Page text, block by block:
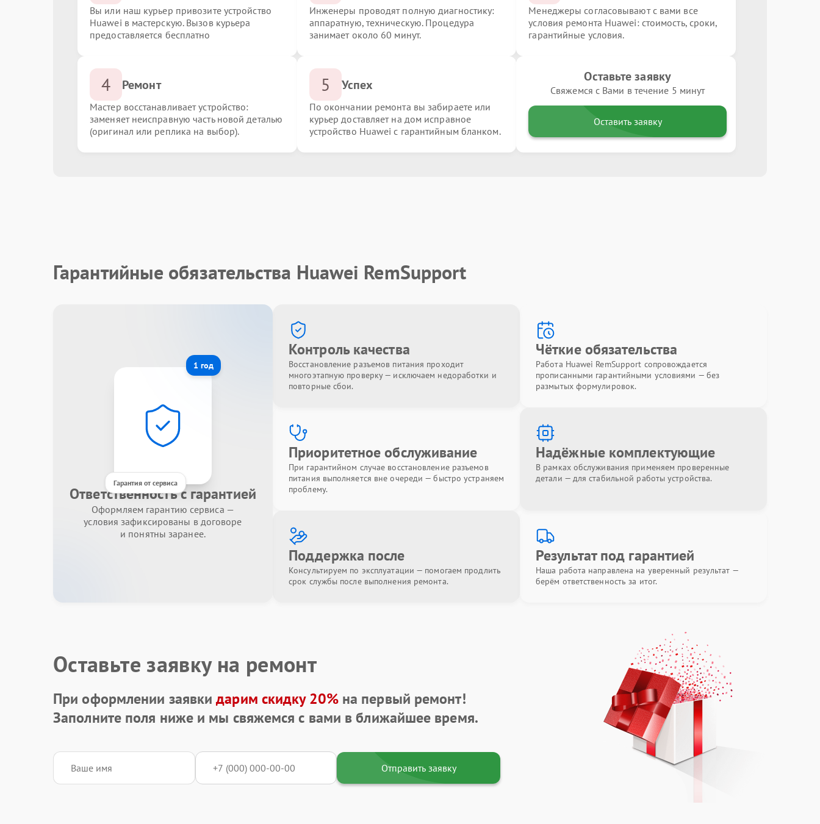
Вы или наш курьер привозите устройство
Huawei в мастерскую. Вызов курьера
предоставляется бесплатно
Инженеры проводят полную диагностику:
аппаратную, техническую. Процедура
занимает около 60 минут.
Менеджеры согласовывают с вами все
условия ремонта Huawei: стоимость, сроки,
гарантийные условия.
4 Ремонт
Мастер восстанавливает устройство:
заменяет неисправную часть новой деталью
(оригинал или реплика на выбор).
5 Успех
По окончании ремонта вы забираете или
курьер доставляет на дом исправное
устройство Huawei с гарантийным бланком.
Оставьте заявку
Свяжемся с Вами в течение 5 минут
Оставить заявку
Гарантийные обязательства Huawei RemSupport
1 год
Гарантия от сервиса
Ответственность с гарантией
Оформляем гарантию сервиса —
условия зафиксированы в договоре
и понятны заранее.
Контроль качества
Восстановление разъемов питания проходит
многоэтапную проверку — исключаем недоработки и
повторные сбои.
Чёткие обязательства
Работа Huawei RemSupport сопровождается
прописанными гарантийными условиями — без
размытых формулировок.
Приоритетное обслуживание
При гарантийном случае восстановление разъемов
питания выполняется вне очереди — быстро устраняем
проблему.
Надёжные комплектующие
В рамках обслуживания применяем проверенные
детали — для стабильной работы устройства.
Поддержка после
Консультируем по эксплуатации — помогаем продлить
срок службы после выполнения ремонта.
Результат под гарантией
Наша работа направлена на уверенный результат —
берём ответственность за итог.
Оставьте заявку на ремонт
При оформлении заявкидарим скидку 20%на первый ремонт!
Заполните поля ниже и мы свяжемся с вами в ближайшее время.
Отправить заявку